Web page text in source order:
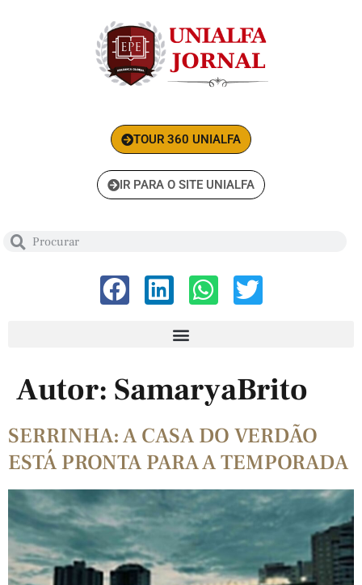
TOUR 360 UNIALFA
IR PARA O SITE UNIALFA
Autor: SamaryaBrito
SERRINHA: A CASA DO VERDÃO
ESTÁ PRONTA PARA A TEMPORADA